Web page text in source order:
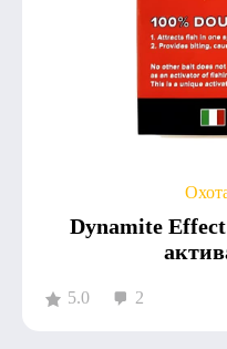
Dynamite
5.0 2